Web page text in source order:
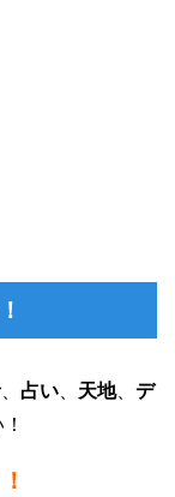
占い 天地、 デ